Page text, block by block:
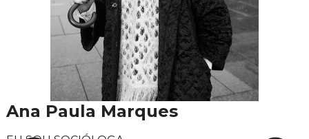
Ana Paula Marques